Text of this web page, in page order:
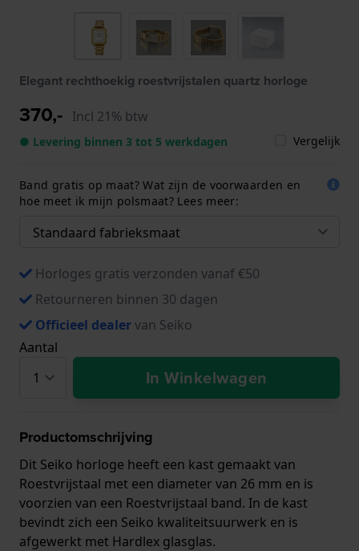
Elegant rechthoekig roestvrijstalen quartz horloge
370,- Incl 21% btw
● Levering binnen 3 tot 5 werkdagen Vergelijk
Band gratis op maat? Wat zijn de voorwaarden en
hoe meet ik mijn polsmaat? Lees meer:
Horloges gratis verzonden vanaf €50
Retourneren binnen 30 dagen
Officieel dealervan Seiko
Aantal
In Winkelwagen
Productomschrijving
Dit Seiko horloge heeft een kast gemaakt van
Roestvrijstaal met een diameter van 26 mm en is
voorzien van een Roestvrijstaal band. In de kast
bevindt zich een Seiko kwaliteitsuurwerk en is
afgewerkt met Hardlex glasglas.